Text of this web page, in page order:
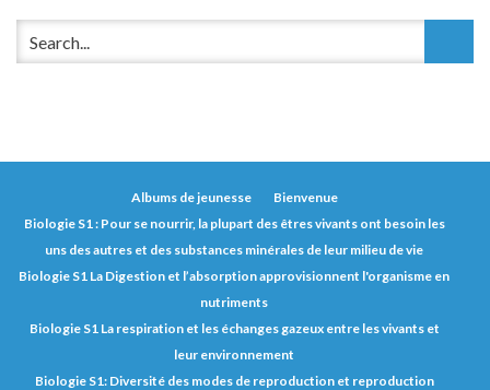
Albums de jeunesse
Bienvenue
Biologie S1 : Pour se nourrir, la plupart des êtres vivants ont besoin les
uns des autres et des substances minérales de leur milieu de vie
Biologie S1 La Digestion et l’absorption approvisionnent l'organisme en
nutriments
Biologie S1 La respiration et les échanges gazeux entre les vivants et
leur environnement
Biologie S1: Diversité des modes de reproduction et reproduction